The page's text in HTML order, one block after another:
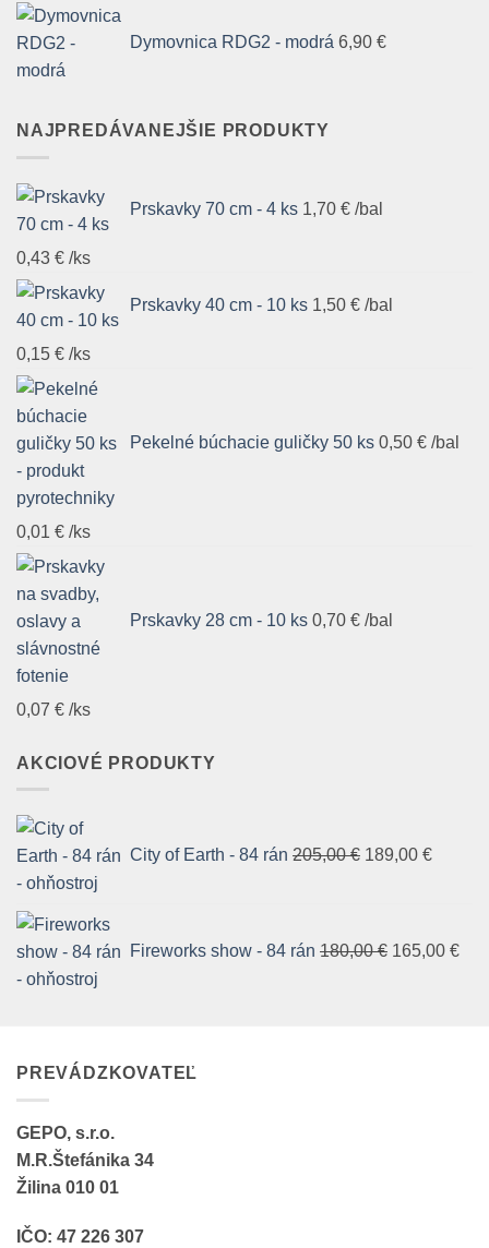
Dymovnica RDG2 - modrá 6,90 €
NAJPREDÁVANEJŠIE PRODUKTY
Prskavky 70 cm - 4 ks 1,70 € /bal
0,43 € /ks
Prskavky 40 cm - 10 ks 1,50 € /bal
0,15 € /ks
Pekelné búchacie guličky 50 ks 0,50 € /bal
0,01 € /ks
Prskavky 28 cm - 10 ks 0,70 € /bal
0,07 € /ks
AKCIOVÉ PRODUKTY
City of Earth - 84 rán 205,00€ cena
189,00 €
Fireworks show - 84 rán 180,00€ cena
165,00 €
PREVÁDZKOVATEĽ
GEPO, s.r.o.
M.R.Štefánika 34
Žilina 010 01
IČO: 47 226 307